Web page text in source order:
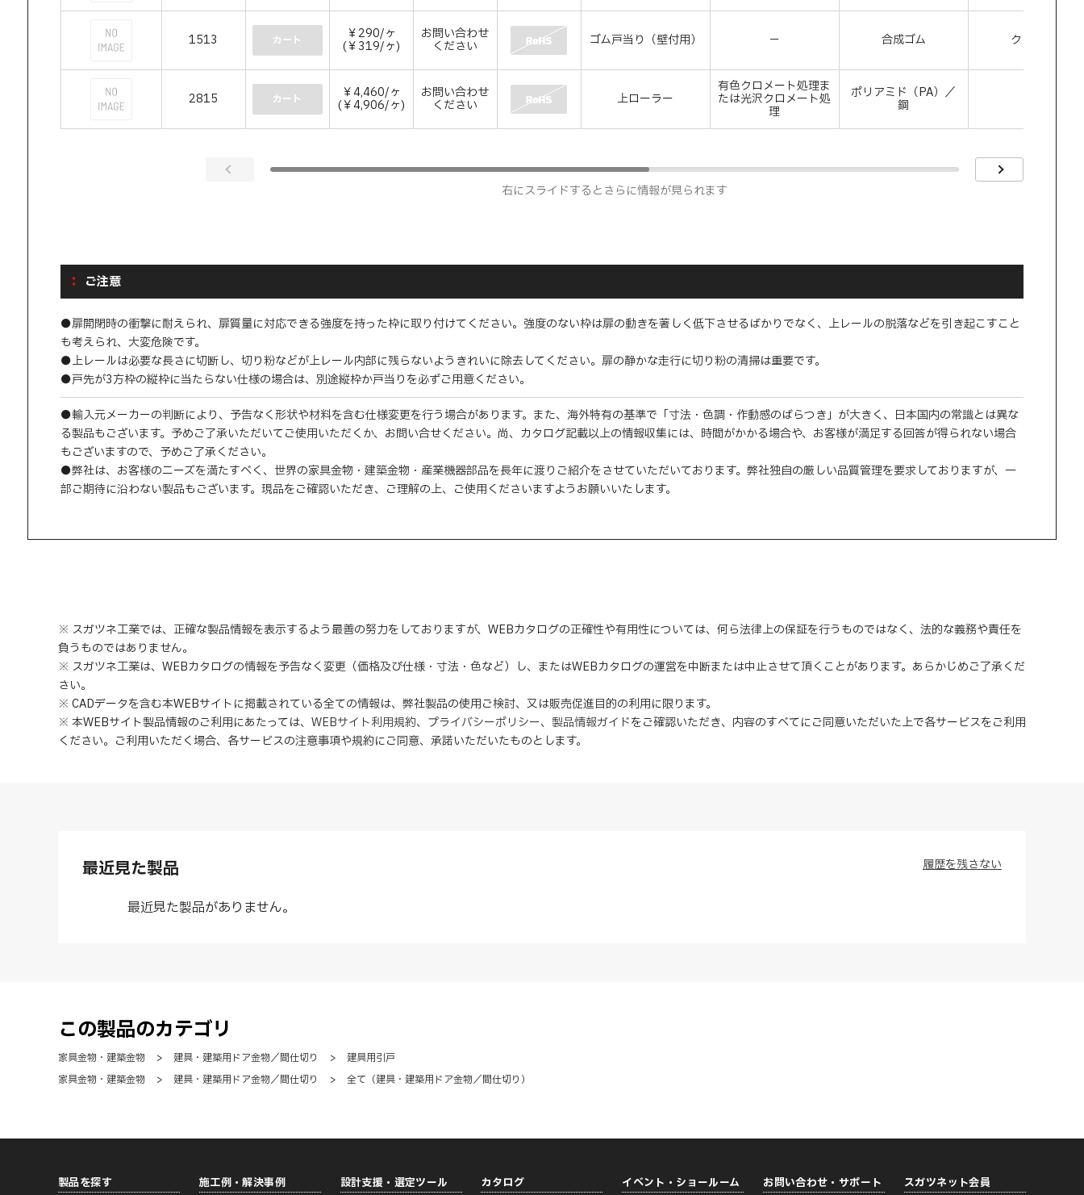
1513 カート ￥290/ヶ
(￥319/ヶ)
お問い合わせ
ください ゴム戸当り（壁付用） － 合成ゴム クリーム
2815 カート ￥4,460/ヶ
(￥4,906/ヶ)
お問い合わせ
ください 上ローラー
有色クロメート処理ま
たは光沢クロメート処
理
ポリアミド（PA）／
鋼
右にスライドするとさらに情報が見られます
ご注意
●扉開閉時の衝撃に耐えられ、扉質量に対応できる強度を持った枠に取り付けてください。強度のない枠は扉の動きを著しく低下させるばかりでなく、上レールの脱落などを引き起こすこと
も考えられ、大変危険です。
●上レールは必要な長さに切断し、切り粉などが上レール内部に残らないようきれいに除去してください。扉の静かな走行に切り粉の清掃は重要です。
●戸先が3方枠の縦枠に当たらない仕様の場合は、別途縦枠か戸当りを必ずご用意ください。
●輸入元メーカーの判断により、予告なく形状や材料を含む仕様変更を行う場合があります。また、海外特有の基準で「寸法・色調・作動感のばらつき」が大きく、日本国内の常識とは異な
る製品もございます。予めご了承いただいてご使用いただくか、お問い合せください。尚、カタログ記載以上の情報収集には、時間がかかる場合や、お客様が満足する回答が得られない場合
もございますので、予めご了承ください。
●弊社は、お客様のニーズを満たすべく、世界の家具金物・建築金物・産業機器部品を長年に渡りご紹介をさせていただいております。弊社独自の厳しい品質管理を要求しておりますが、一
部ご期待に沿わない製品もございます。現品をご確認いただき、ご理解の上、ご使用くださいますようお願いいたします。
※ スガツネ工業では、正確な製品情報を表示するよう最善の努力をしておりますが、WEBカタログの正確性や有用性については、何ら法律上の保証を行うものではなく、法的な義務や責任を
負うものではありません。
※ スガツネ工業は、WEBカタログの情報を予告なく変更（価格及び仕様・寸法・色など）し、またはWEBカタログの運営を中断または中止させて頂くことがあります。あらかじめご了承くだ
さい。
※ CADデータを含む本WEBサイトに掲載されている全ての情報は、弊社製品の使用ご検討、又は販売促進目的の利用に限ります。
※ 本WEBサイト製品情報のご利用にあたっては、 WEBサイト利用規約、 プライバシーポリシー、 製品情報ガイドをご確認いただき、内容のすべてにご同意いただいた上で各サービスをご利用
ください。ご利用いただく場合、各サービスの注意事項や規約にご同意、 承諾いただいたものとします。
最近見た製品
最近見た製品がありません。
履歴を残さない
この製品のカテゴリ
家具金物・建築金物 > 建具・建築用ドア金物／間仕切り >
建具用引戸
家具金物・建築金物
> 建具・建築用ドア金物／間仕切り > 全て（建具・建築用ドア金物／間仕切り）
製品を探す 施工例・解決事例 設計支援・選定ツール カタログ イベント・ショールーム お問い合わせ・サポート スガツネット会員